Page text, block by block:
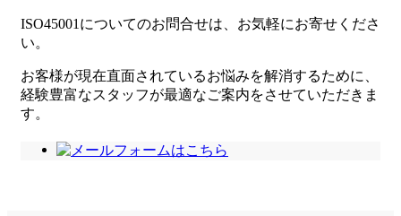
ISO45001についてのお問合せは、お気軽にお寄せくださ
い。
お客様が現在直面されているお悩みを解消するために、
経験豊富なスタッフが最適なご案内をさせていただきま
す。